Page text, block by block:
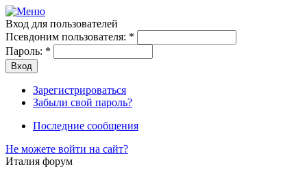
Вход для пользователей
Псевдоним пользователя: *
Пароль: *
Зарегистрироваться
Забыли свой пароль?
Последние сообщения
Не можете войти на сайт?
Италия форум